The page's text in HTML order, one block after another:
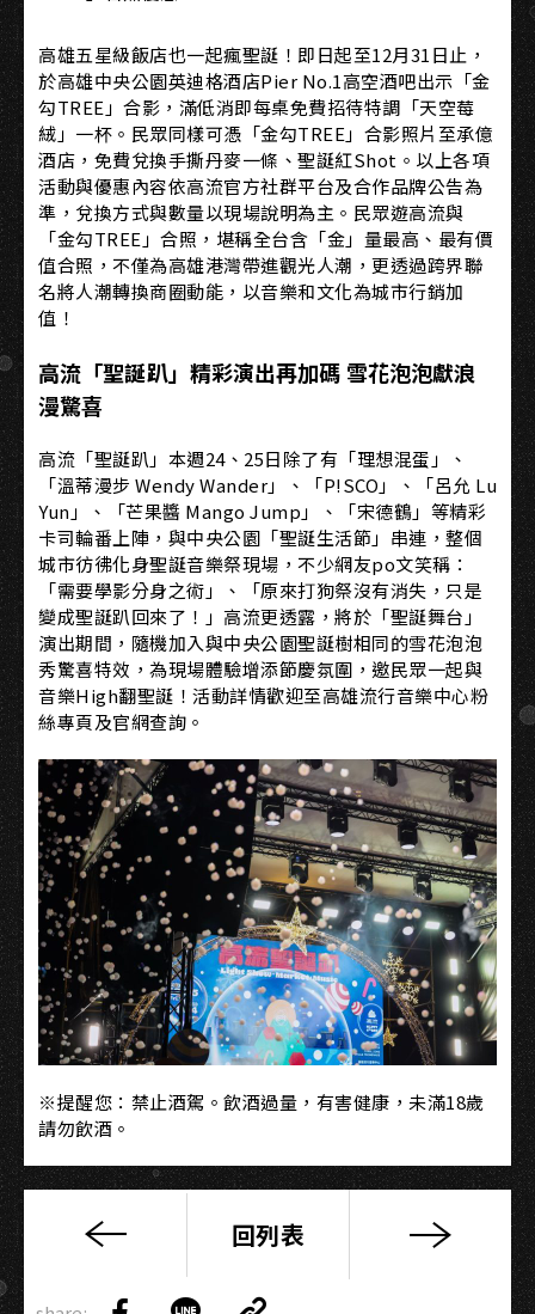
高雄五星級飯店也一起瘋聖誕！即日起至12月31日止，
於高雄中央公園英迪格酒店Pier No.1高空酒吧出示「金
勾TREE」合影，滿低消即每桌免費招待特調「天空莓
絨」一杯。民眾同樣可憑「金勾TREE」合影照片至承億
酒店，免費兌換手撕丹麥一條、聖誕紅Shot。以上各項
活動與優惠內容依高流官方社群平台及合作品牌公告為
準，兌換方式與數量以現場說明為主。民眾遊高流與
「金勾TREE」合照，堪稱全台含「金」量最高、最有價
值合照，不僅為高雄港灣帶進觀光人潮，更透過跨界聯
名將人潮轉換商圈動能，以音樂和文化為城市行銷加
值！
高流「聖誕趴」精彩演出再加碼 雪花泡泡獻浪
漫驚喜
高流「聖誕趴」本週24、25日除了有「理想混蛋」、
「溫蒂漫步 Wendy Wander」、「P!SCO」、「呂允 Lu
Yun」、「芒果醬 Mango Jump」、「宋德鶴」等精彩
卡司輪番上陣，與中央公園「聖誕生活節」串連，整個
城市彷彿化身聖誕音樂祭現場，不少網友po文笑稱：
「需要學影分身之術」、「原來打狗祭沒有消失，只是
變成聖誕趴回來了！」高流更透露，將於「聖誕舞台」
演出期間，隨機加入與中央公園聖誕樹相同的雪花泡泡
秀驚喜特效，為現場體驗增添節慶氛圍，邀民眾一起與
音樂High翻聖誕！活動詳情歡迎至高雄流行音樂中心粉
絲專頁及官網查詢。
※提醒您：禁止酒駕。飲酒過量，有害健康，未滿18歲
請勿飲酒。
《高
聖
回列表